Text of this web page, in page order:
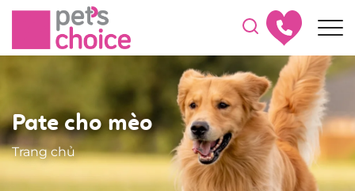
Pate cho mèo
Trang chủ